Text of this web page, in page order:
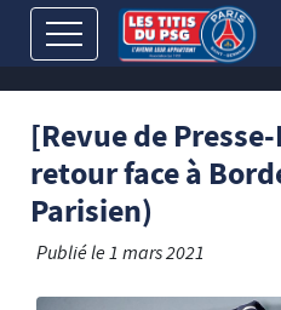
[Revue de
retour face à
Parisien)
Publié le1 mars 2021